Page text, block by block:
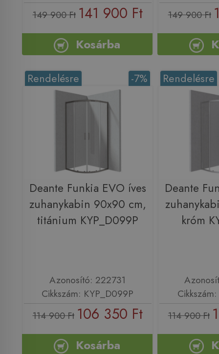
149 900 Ft 141 900 Ft
Kosárba
149 900 Ft
-7%
Rendelésre
Deante Funkia EVO íves
zuhanykabin 90x90 cm,
titánium KYP_D099P
Azonosító: 222731
Cikkszám: KYP_D099P
114 900 Ft 106 350 Ft
Kosárba
Rendelésre
Deante
króm
114 900 Ft